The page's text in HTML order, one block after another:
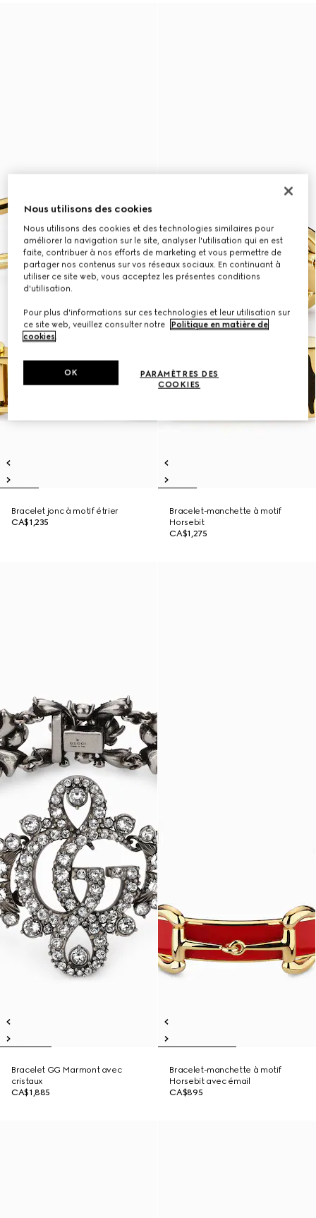
Bracelet jonc à motif étrier
CA$1,235
Bracelet-manchette à motif
Horsebit
CA$1,275
Bracelet GG Marmont avec
cristaux
CA$1,885
Bracelet-manchette à motif
Horsebit avec émail
CA$895
Nous utilisons des cookies
Nous utilisons des cookies et des technologies similaires pour
améliorer la navigation sur le site, analyser l'utilisation qui en est
faite, contribuer à nos efforts de marketing et vous permettre de
partager nos contenus sur vos réseaux sociaux. En continuant à
utiliser ce site web, vous acceptez les présentes conditions
d'utilisation.
Pour plus d'informations sur ces technologies et leur utilisation sur
ce site web, veuillez consulter notre
Politique en matière de
cookies.
PARAMÈTRES DES
COOKIES
OK